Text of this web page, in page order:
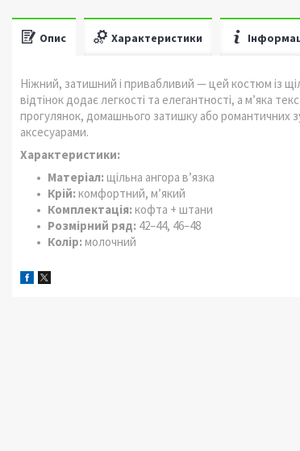
Опис Характеристики
Ніжний, затишний і привабливий — цей костюм із
відтінок додає легкості та елегантності, а м’яка
прогулянок, домашнього затишку або романтичних
аксесуарами.
Характеристики:
Матеріал: щільна ангора в’язка
Крій: комфортний, м’який
Комплектація: кофта + штани
Розмірний ряд: 42–44, 46–48
Колір: молочний